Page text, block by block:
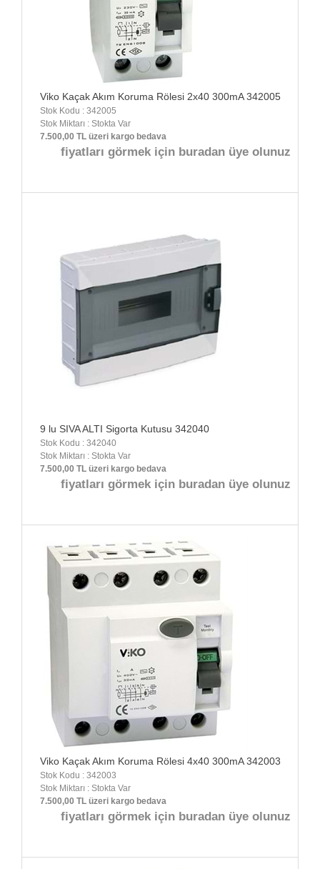
Viko Kaçak Akım Koruma Rölesi 2x40 300mA 342005
Stok Kodu : 342005
Stok Miktarı : Stokta Var
7.500,00 TL üzeri kargo bedava
fiyatları görmek için buradan üye olunuz
9 lu SIVA ALTI Sigorta Kutusu 342040
Stok Kodu : 342040
Stok Miktarı : Stokta Var
7.500,00 TL üzeri kargo bedava
fiyatları görmek için buradan üye olunuz
Viko Kaçak Akım Koruma Rölesi 4x40 300mA 342003
Stok Kodu : 342003
Stok Miktarı : Stokta Var
7.500,00 TL üzeri kargo bedava
fiyatları görmek için buradan üye olunuz